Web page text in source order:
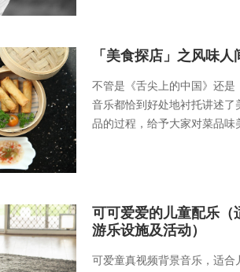
「美食探店」之风味人
不管是《舌尖上的中国》还是
音乐都恰到好处地衬托讲述了
品的过程，给予大家对菜品味
可可爱爱的儿童配乐（
游乐设施及活动）
可爱童真视频背景音乐，适合